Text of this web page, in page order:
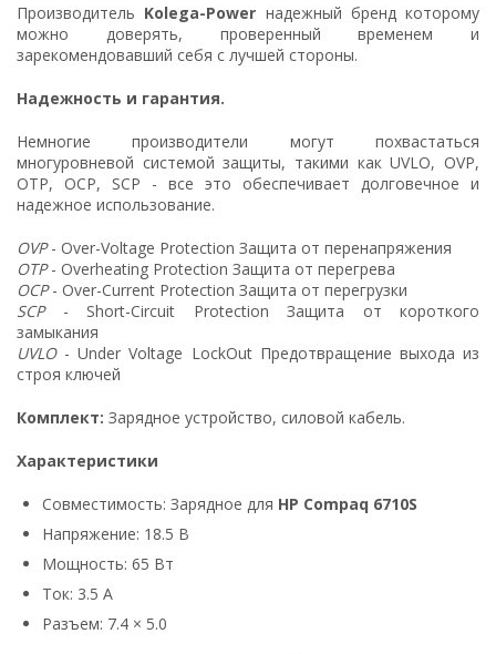
Производитель Kolega-Power надежный бренд которому
можно доверять, проверенный временем и
зарекомендовавший себя с лучшей стороны.
Надежность и гарантия.
Немногие производители могут похвастаться
многуровневой системой защиты, такими как UVLO, OVP,
OTP, OCP, SCP - все это обеспечивает долговечное и
надежное использование.
OVP- Over-Voltage Protection Защита от перенапряжения
OTP- Overheating Protection Защита от перегрева
OCP- Over-Current Protection Защита от перегрузки
SCP- Short-Circuit Protection Защита от короткого
замыкания
UVLO- Under Voltage LockOut Предотвращение выхода из
строя ключей
Комплект: Зарядное устройство, силовой кабель.
Характеристики
Совместимость: Зарядное для HP Compaq 6710S
Напряжение: 18.5 В
Мощность: 65 Вт
Ток: 3.5 А
Разъем: 7.4 × 5.0